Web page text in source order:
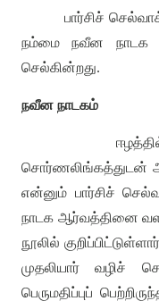
பார்சிச்
நம்மை நவீன நாடக
செல்கின்றது.
நவீன நாடகம்
சொர்ணலிங்கத்துடன்
என்னும் பார்சிச்
நாடக ஆர்வத்தினை
நூலில் குறிப்பிட்டுள்ளார்
முதலியார் வழிச்
பெருமதிப்புப்